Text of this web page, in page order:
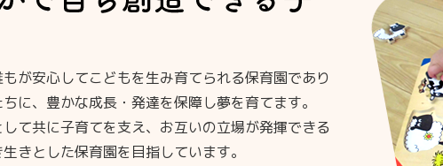
が安心してこどもを生み育てられる保育園であり
に、豊かな成長・発達を保障し夢を育てます。
て共に子育てを支え、お互いの立場が発揮できる
きとした保育園を目指しています。